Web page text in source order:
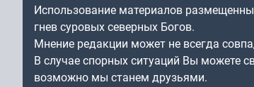
Использование материалов
гнев суровых северных Богов.
Мнение редакции может не всегда
В случае спорных ситуаций Вы можете
возможно мы станем друзьями.